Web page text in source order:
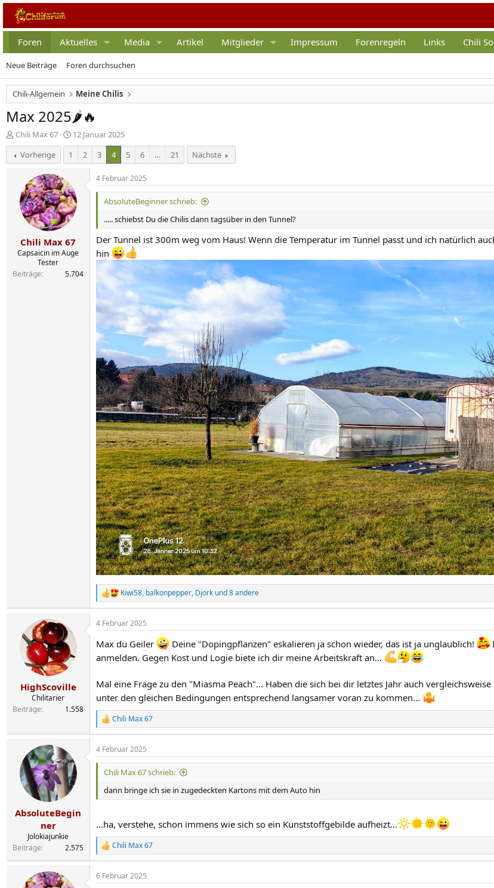
Foren Aktuelles Media Artikel Mitglieder Impressum Forenregeln Links Chili
Neue Beiträge Foren durchsuchen
Chili-Allgemein Meine Chilis
Max 2025🌶️🔥
E
r
s
t
Chili Max 67
E
r
t
l
l
t
a
12 Januar 2025
Vorherige
1 2 3 4 5 6 … 21 Nächste
Chili Max 67
Capsaicin im Auge
Tester
Beiträge
5.704
4 Februar 2025
AbsoluteBeginner schrieb:
..... schiebst Du die Chilis dann tagsüber in den Tunnel?
Der Tunnel ist 300m weg vom Haus! Wenn die Temperatur im Tunnel passt und ich natürlich
hin
R
e
k
i
o
n
n
Kiwi58, balkonpepper, Djork und 8 andere
HighScoville
Chilitarier
Beiträge
1.558
4 Februar 2025
Max du Geiler Deine "Dopingpflanzen" eskalieren ja schon wieder, das ist ja unglaublich!
anmelden. Gegen Kost und Logie biete ich dir meine Arbeitskraft an...
Mal eine Frage zu den "Miasma Peach"... Haben die sich bei dir letztes Jahr auch
unter den gleichen Bedingungen entsprechend langsamer voran zu kommen...
R
e
k
t
n
e
Chili Max 67
AbsoluteBegin
ner
Jolokiajunkie
Beiträge
2.575
4 Februar 2025
Chili Max 67 schrieb:
dann bringe ich sie in zugedeckten Kartons mit dem Auto hin
...ha, verstehe, schon immens wie sich so ein Kunststoffgebilde aufheizt...
R
e
k
Chili Max 67
6 Februar 2025